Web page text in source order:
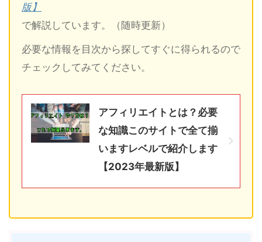
版】
で解説しています。（随時更新）
必要な情報を目次から探してすぐに得られるので
チェックしてみてください。
アフィリエイトとは？必要
な知識このサイトで全て揃
いますレベルで紹介します
【2023年最新版】